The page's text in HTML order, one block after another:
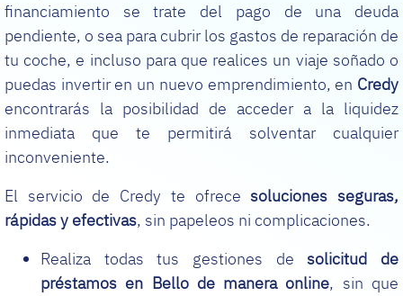
financiamiento se trate del pago de una deuda
pendiente, o sea para cubrir los gastos de reparación de
tu coche, e incluso para que realices un viaje soñado o
puedas invertir en un nuevo emprendimiento, en Credy
encontrarás la posibilidad de acceder a la liquidez
inmediata que te permitirá solventar cualquier
inconveniente.
El servicio de Credy te ofrecesoluciones seguras,
rápidas y efectivas, sin papeleos ni complicaciones.
Realiza todas tus gestiones desolicitud de
préstamos en Bello de manera online, sin que